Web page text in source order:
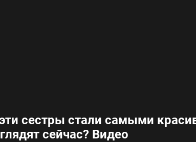
сестры стали самыми
сейчас? Видео